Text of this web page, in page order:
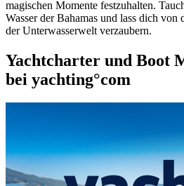
magischen Momente festzuhalten.
Wasser der Bahamas und lass dich
der Unterwasserwelt verzaubern.
Yachtcharter und Boot
bei yachting°com